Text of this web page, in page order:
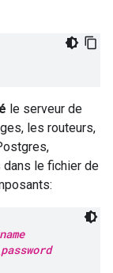
le serveur de
les routeurs,
le fichier de